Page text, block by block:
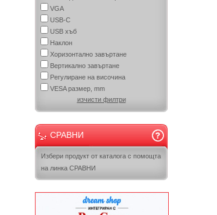
VGA
USB-C
USB хъб
Наклон
Хоризонтално завъртане
Вертикално завъртане
Регулиране на височина
VESA размер, mm
изчисти филтри
СРАВНИ
Избери продукт от каталога с помощта
на линка СРАВНИ